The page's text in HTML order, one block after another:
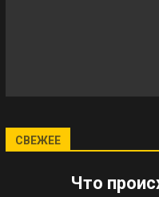
СВЕЖЕЕ
Что